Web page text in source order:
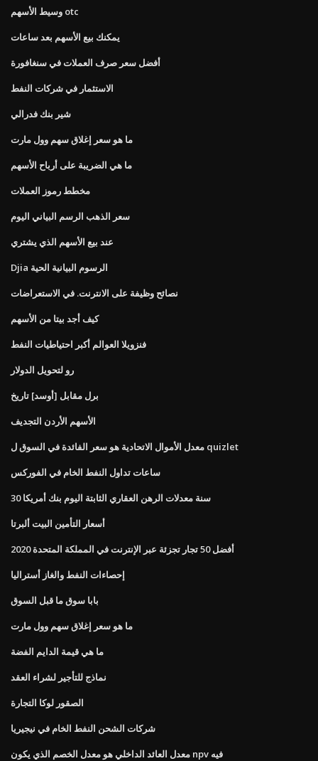
وسيط الأسهم otc
يمكنك بيع الأسهم بعد ساعات
أفضل سعر صرف العملات في سنغافورة
الاستثمار في شركات النفط
شير بنك فدرالي
ما هو سعر إغلاق سهم وول مارت
ما هي الضريبة على أرباح الأسهم
مخطط رموز العملات
سعر الذهب الرسم البياني اليوم
عند بيع الأسهم الذي يشتري
Djia الرسوم البيانية الحية
نصائح وظيفة على الانترنت. في الاستعراضات
كيف أجد بيتا من الأسهم
فنزويلا العوالم أكبر احتياطيات النفط
رو لتحويل الدولار
برل مقابل [أوسد] تاريخ
الأسهم الأردن التجديف
معدل الأموال الاتحادية هو سعر الفائدة في السوق ل quizlet
ساعات تداول النفط الخام في الفوركس
30 سنة معدلات الرهن العقاري الثابتة اليوم بنك أمريكا
أسعار التأمين البيت ألبرتا
أفضل 50 تجار تجزئة عبر الإنترنت في المملكة المتحدة 2020
إحصاءات النفط والغاز أستراليا
بابا سوق ما قبل السوق
ما هو سعر إغلاق سهم وول مارت
ما هي قيمة الدايم الفضة
نماذج للتأجير لشراء العقد
الصقور لوكا التجارة
شركات الشحن النفط الخام في نيجيريا
معدل العائد الداخلي هو معدل الخصم الذي يكون npv فيه